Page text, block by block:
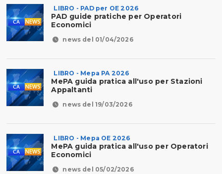
LIBRO - PAD per OE 2026
PAD guide pratiche per Operatori
Economici
news del 01/04/2026
LIBRO - Mepa PA 2026
MePA guida pratica all'uso per Stazioni
Appaltanti
news del 19/03/2026
LIBRO - Mepa OE 2026
MePA guida pratica all'uso per Operatori
Economici
news del 05/02/2026